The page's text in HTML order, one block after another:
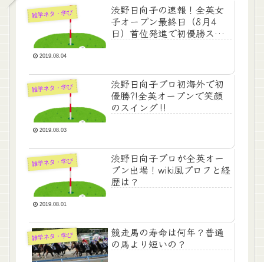
雑学ネタ・学び
渋野日向子の速報！全英女
子オープン最終日（8月4
日）首位発進で初優勝スマ
2019.08.04
雑学ネタ・学び
渋野日向子プロ初海外で初
優勝?!全英オープンで笑顔
のスイング‼
2019.08.03
雑学ネタ・学び
渋野日向子プロが全英オー
プン出場！wiki風プロフと経
歴は？
2019.08.01
雑学ネタ・学び
競走馬の寿命は何年？普通
の馬より短いの？